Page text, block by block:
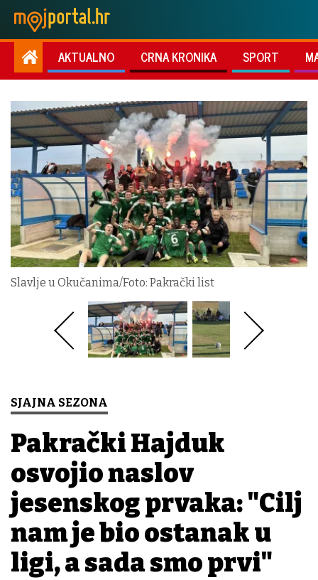
AKTUALNO CRNA KRONIKA SPORT
Slavlje u Okučanima/Foto: Pakrački list
SJAJNA SEZONA
Pakrački Hajduk
osvojio naslov
jesenskog prvaka: "Cilj
nam je bio ostanak u
ligi, a sada smo prvi"